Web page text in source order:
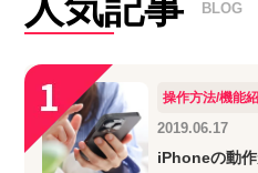
BLOG
操作方法/機能
2019.06.17
iPhoneの動